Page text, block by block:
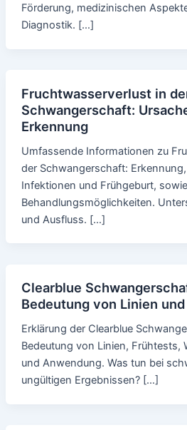
Förderung, medizinischen
Diagnostik. […]
Fruchtwasserverlust in
Schwangerschaft:
Erkennung
Umfassende Informationen zu
der Schwangerschaft:
Infektionen und Frühgeburt, sowie
Behandlungsmöglichkeiten.
und Ausfluss. […]
Clearblue
Bedeutung von Linien
Erklärung der Clearblue
Bedeutung von Linien, Frühtests,
und Anwendung. Was tun bei
ungültigen Ergebnissen? […]